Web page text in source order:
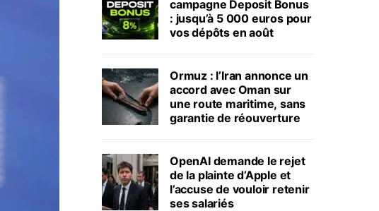
campagne Deposit Bonus
: jusqu’à 5 000 euros pour
vos dépôts en août
Ormuz : l’Iran annonce un
accord avec Oman sur
une route maritime, sans
garantie de réouverture
OpenAI demande le rejet
de la plainte d’Apple et
l’accuse de vouloir retenir
ses salariés